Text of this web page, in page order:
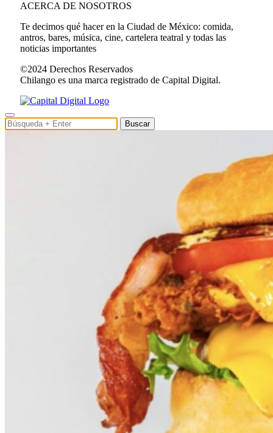
ACERCA DE NOSOTROS
Te decimos qué hacer en la Ciudad de México: comida,
antros, bares, música, cine, cartelera teatral y todas las
noticias importantes
©2024 Derechos Reservados
Chilango es una marca registrado de Capital Digital.
Buscar